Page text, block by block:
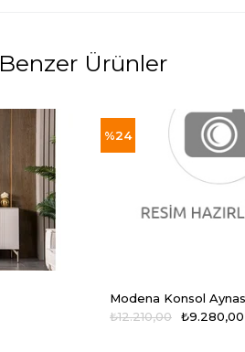
Benzer Ürünler
Modena Konsol
₺9.280,00
₺12.210,00
%24